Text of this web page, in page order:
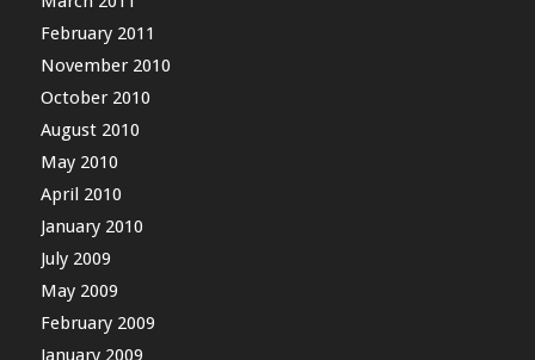
February 2011
November 2010
October 2010
August 2010
May 2010
April 2010
January 2010
July 2009
May 2009
February 2009
January 2009